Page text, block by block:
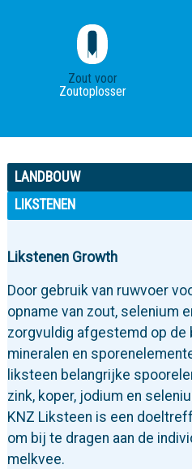
Zout voor
Zoutoplosser
LANDBOUW
LIKSTENEN
Likstenen Growth
Door gebruik van ruwvoer
opname van zout, selenium
zorgvuldig afgestemd op de
mineralen en
liksteen belangrijke
zink, koper, jodium en
KNZ Liksteen is een
om bij te dragen aan de
melkvee.